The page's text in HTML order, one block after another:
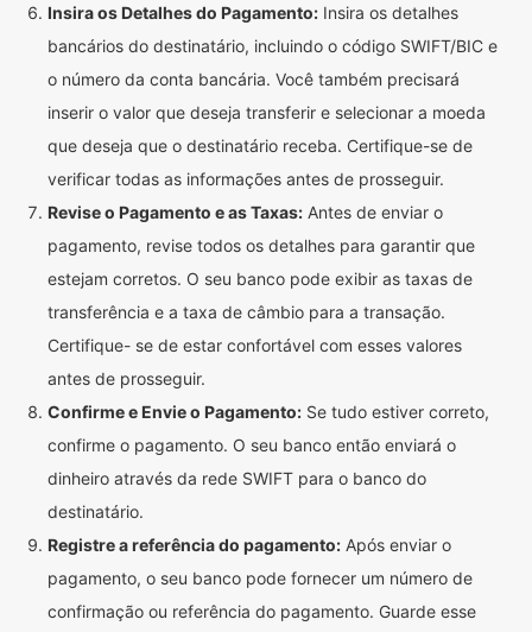
Insira os Detalhes do Pagamento: Insira os detalhes
bancários do destinatário, incluindo o código SWIFT/BIC e
o número da conta bancária. Você também precisará
inserir o valor que deseja transferir e selecionar a moeda
que deseja que o destinatário receba. Certifique-se de
verificar todas as informações antes de prosseguir.
Revise o Pagamento e as Taxas: Antes de enviar o
pagamento, revise todos os detalhes para garantir que
estejam corretos. O seu banco pode exibir as taxas de
transferência e a taxa de câmbio para a transação.
Certifique- se de estar confortável com esses valores
antes de prosseguir.
Confirme e Envie o Pagamento: Se tudo estiver correto,
confirme o pagamento. O seu banco então enviará o
dinheiro através da rede SWIFT para o banco do
destinatário.
Registre a referência do pagamento: Após enviar o
pagamento, o seu banco pode fornecer um número de
confirmação ou referência do pagamento. Guarde esse